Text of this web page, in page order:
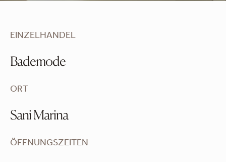
EINZELHANDEL
Bademode
ORT
Sani Marina
ÖFFNUNGSZEITEN